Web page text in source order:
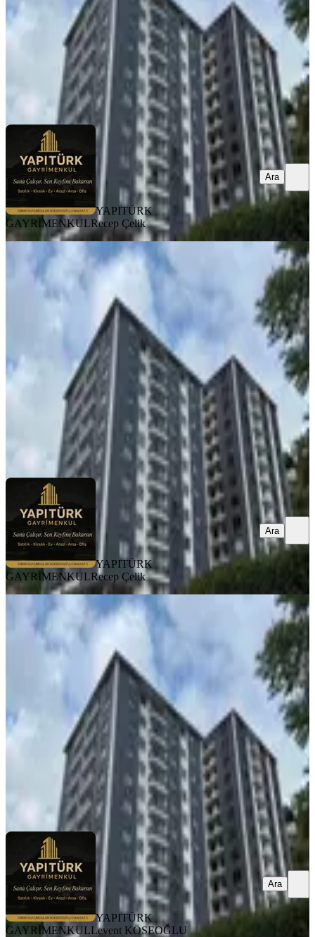
4.950.000 ₺
YAPITÜRK GAYRİMENKULRecep Çelik
YAPITÜRK
GAYRİMENKULRecep Çelik
Ara
Yapıtürk Gayrimenkul’den Kale
Mahallesi 2 Blok'lu Projede 5. Kat
3+1 126 M² Satılık Daire
Merkez, Kale Mahallesi
3+1
126 m² ·5. Kat
5.750.000 ₺
YAPITÜRK GAYRİMENKULRecep Çelik
YAPITÜRK
GAYRİMENKULRecep Çelik
Ara
Yapıtürk Gayrimenkul’den Kale
Mahallesi Arka Blok 7. Kat Satılık
126 M² 3+1 Daire
Merkez, Kale Mahallesi
3+1
· 7. Kat
6.250.000 ₺
YAPITÜRK GAYRİMENKULLevent KÖSEOĞLU
YAPITÜRK
GAYRİMENKULLevent KÖSEOĞLU
Ara